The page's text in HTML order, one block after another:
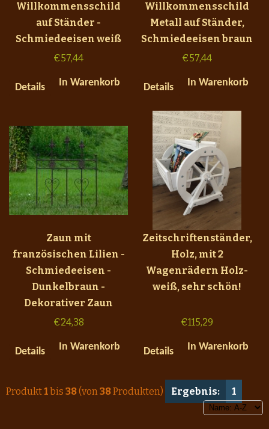
Willkommensschild
auf Ständer -
Schmiedeeisen weiß
€57,44
Details In Warenkorb
Willkommensschild
Metall auf Ständer,
Schmiedeeisen braun
€57,44
Details In Warenkorb
Zaun mit
französischen Lilien -
Schmiedeeisen -
Dunkelbraun -
Dekorativer Zaun
€24,38
Details In Warenkorb
Zeitschriftenständer,
Holz, mit 2
Wagenrädern Holz-
weiß, sehr schön!
€115,29
Details In Warenkorb
Produkt1 bis 38(von38Produkten) Ergebnis: 1